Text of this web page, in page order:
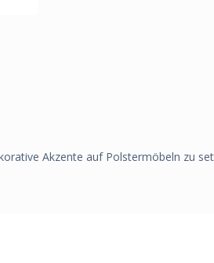
Akzente auf Polstermöbeln zu